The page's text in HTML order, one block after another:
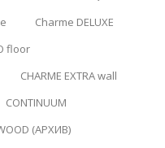
Charme DELUXE
floor
CHARME EXTRA wall
CONTINUUM
(АРХИВ)